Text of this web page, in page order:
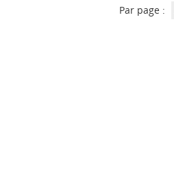
Par page :